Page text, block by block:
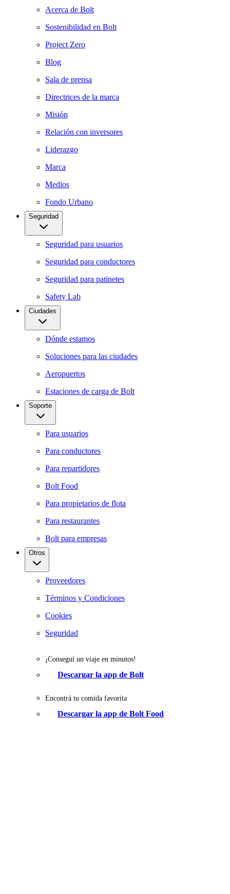
Acerca de Bolt
Sostenibilidad en Bolt
Project Zero
Blog
Sala de prensa
Directrices de la marca
Misión
Relación con inversores
Liderazgo
Marca
Medios
Fondo Urbano
Seguridad
Seguridad para usuarios
Seguridad para conductores
Seguridad para patinetes
Safety Lab
Ciudades
Dónde estamos
Soluciones para las ciudades
Aeropuertos
Estaciones de carga de Bolt
Soporte
Para usuarios
Para conductores
Para repartidores
Bolt Food
Para propietarios de flota
Para restaurantes
Bolt para empresas
Otros
Proveedores
Términos y Condiciones
Cookies
Seguridad
¡Conseguí un viaje en minutos!
Descargar la app de Bolt
Encontrá tu comida favorita
Descargar la app de Bolt Food